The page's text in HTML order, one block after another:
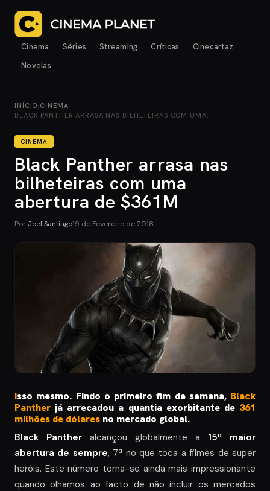
Cinema Séries Streaming Críticas
Cinecartaz
Novelas
INÍCIO› CINEMA›
BLACK PANTHER ARRASA NAS BILHETEIRAS COM UMA…
CINEMA
Black Panther arrasa nas
bilheteiras com uma
abertura de $361M
Por Joel Santiago19 de Fevereiro de 2018
Isso mesmo. Findo o primeiro fim de semana, Black
Panther já arrecadou a quantia exorbitante de 361
milhões de dólares no mercado global.
Black Panther alcançou globalmente a 15ª maior
abertura de sempre, 7ª no que toca a filmes de super
heróis. Este número torna-se ainda mais impressionante
quando olhamos ao facto de não incluir os mercados